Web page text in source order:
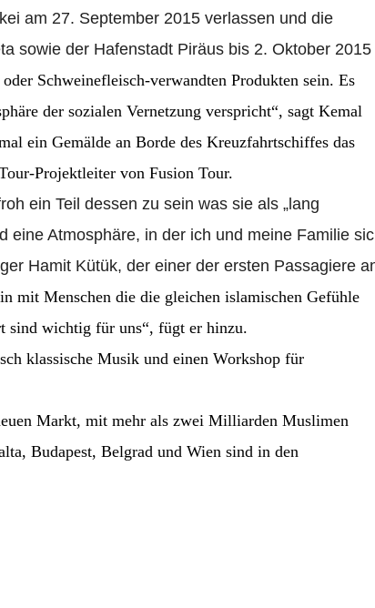
am 27. September 2015 verlassen und die
sowie der Hafenstadt Piräus bis 2. Oktober 2015
Schweinefleisch-verwandten Produkten sein. Es
der sozialen Vernetzung verspricht“, sagt Kemal
ein Gemälde an Borde des Kreuzfahrtschiffes das
Projektleiter von Fusion Tour.
ein Teil dessen zu sein was sie als „lang
eine Atmosphäre, in der ich und meine Familie
Hamit Kütük, der einer der ersten Passagiere
mit Menschen die die gleichen islamischen Gefühle
sind wichtig für uns“, fügt er hinzu.
klassische Musik und einen Workshop für
Markt, mit mehr als zwei Milliarden Muslimen
Budapest, Belgrad und Wien sind in den